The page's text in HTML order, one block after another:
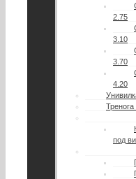
2.75
3.10
3.70
4.20
под